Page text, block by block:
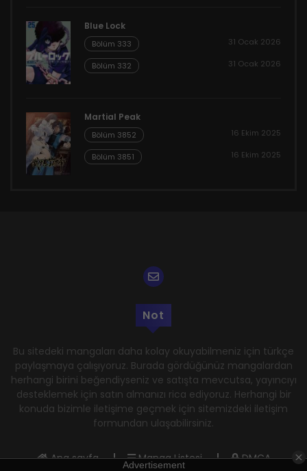
Blue Lock
Bölüm 333 31 Ocak 2026
Bölüm 332 31 Ocak 2026
Martial Peak
Bölüm 3852 16 Ekim 2025
Bölüm 3851 16 Ekim 2025
Not
Bu sitedeki mangaları daha kolay okuyabilmeniz için türkçe
paylaşmaya çalışıyoruz. Burada gördüğünüz mangalardan
herhangi birini beğendiyseniz ve satışta mevcutsa, yayıncıyı
desteklemek için satın almanızı rica ediyoruz. Herhangi bir
konuda bizimle iletişime geçmek için sitemizdeki iletişim
formundan ulaşabilirsiniz.
Ana sayfa Manga Listesi
DMCA